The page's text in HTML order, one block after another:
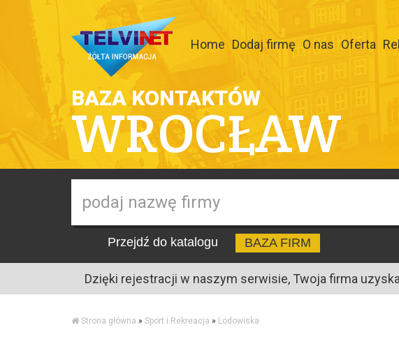
Home Dodaj firmę O nas Oferta
BAZA KONTAKTÓW
WROCŁAW
Przejdź do katalogu BAZA FIRM
Dzięki rejestracji w naszym serwisie, Twoja firma
Strona główna » Sport i Rekreacja » Lodowiska